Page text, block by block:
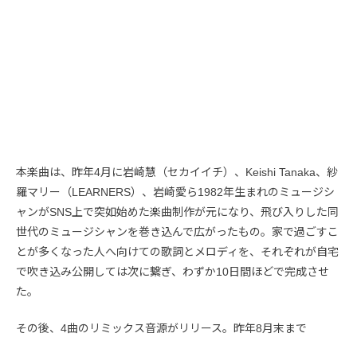
本楽曲は、昨年4月に岩崎慧（セカイイチ）、Keishi Tanaka、紗
羅マリー（LEARNERS）、岩崎愛ら1982年生まれのミュージシ
ャンがSNS上で突如始めた楽曲制作が元になり、飛び入りした同
世代のミュージシャンを巻き込んで広がったもの。家で過ごすこ
とが多くなった人へ向けての歌詞とメロディを、それぞれが自宅
で吹き込み公開しては次に繋ぎ、わずか10日間ほどで完成させ
た。
その後、4曲のリミックス音源がリリース。昨年8月末まで